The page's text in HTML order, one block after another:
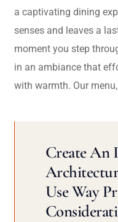
a captivating dining
senses and leaves a
moment you step
in an ambiance that
with warmth. Our
Create An
Use Way